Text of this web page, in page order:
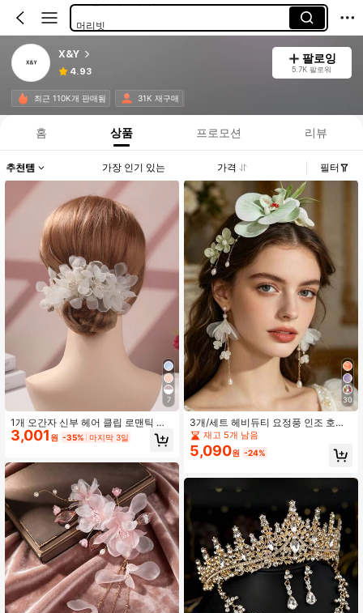
헤어 밴드
우먼스 타이즈
X&Y
4.93
팔로잉
5.7K 팔로워
최근 110K개 판매됨 31K 재구매
홈 상품 프로모션 리뷰
추천템 가장 인기 있는 가격 필터
7
1개 오간자 신부 헤어 클립 로맨틱 헤
드피스 클로 클립 헤어 클로 헤어 바레
트, 학용품, 헤어 액세서리, 헤어핀, 여
3,001 원 -35% 마지막 3일
30
3개/세트 헤비듀티 요정풍 인조 호접
란 보헤미안 스타일 신부 웨딩 시즌 헤
어 액세서리 헤어 클립 헤비듀티 트위
스트 비즈 진주 술 쉬폰 귀걸이 이브닝
이 세트
재고 5개 남음
5,090원 -24%